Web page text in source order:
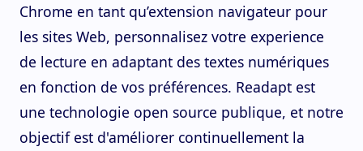
Chrome en tant qu’extension navigateur pour
les sites Web, personnalisez votre experience
de lecture en adaptant des textes numériques
en fonction de vos préférences. Readapt est
une technologie open source publique, et notre
objectif est d'améliorer continuellement la